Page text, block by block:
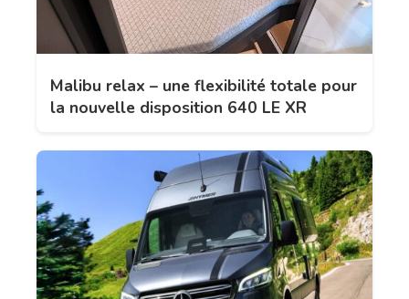
Malibu relax – une flexibilité totale pour
la nouvelle disposition 640 LE XR